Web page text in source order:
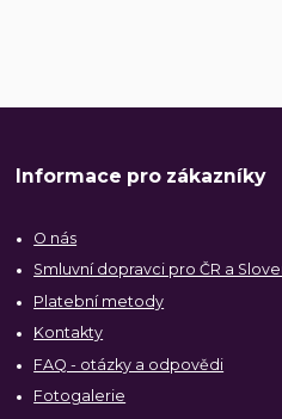
Informace pro zákazníky
O nás
Smluvní dopravci pro ČR a
Platební metody
Kontakty
FAQ - otázky a odpovědi
Fotogalerie